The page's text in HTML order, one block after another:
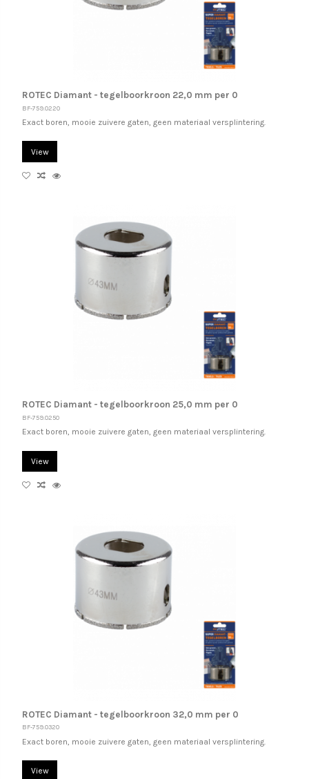
ROTEC Diamant - tegelboorkroon 22,0 mm per 0
BF-759.0220
Exact boren, mooie zuivere gaten, geen materiaal versplintering.
View
ROTEC Diamant - tegelboorkroon 25,0 mm per 0
BF-759.0250
Exact boren, mooie zuivere gaten, geen materiaal versplintering.
View
ROTEC Diamant - tegelboorkroon 32,0 mm per 0
BF-759.0320
Exact boren, mooie zuivere gaten, geen materiaal versplintering.
View